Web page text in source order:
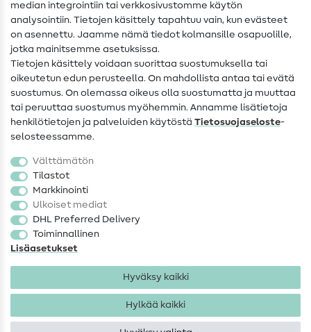
Apua ja yhteystiedot
Yhteystiedot
Tietoa omistajanvaihdoksesta
Peruutusoikeus
Suosittu
Kankaat
Ompelutarvikkeet
Ale
median integrointiin tai verkkosivustomme käytön
analysointiin. Tietojen käsittely tapahtuu vain, kun evästeet
on asennettu. Jaamme nämä tiedot kolmansille osapuolille,
jotka mainitsemme asetuksissa.
Tietojen käsittely voidaan suorittaa suostumuksella tai
oikeutetun edun perusteella. On mahdollista antaa tai evätä
suostumus. On olemassa oikeus olla suostumatta ja muuttaa
tai peruuttaa suostumus myöhemmin. Annamme lisätietoja
henkilötietojen ja palveluiden käytöstä Tietosuojaseloste-
selosteessamme.
Välttämätön
Tilastot
Markkinointi
Ulkoiset mediat
DHL Preferred Delivery
Toiminnallinen
Lisäasetukset
Hyväksy kaikki
Hylkää kaikki
Tietosuoja
Käyttöehdot
Peruutusoikeus